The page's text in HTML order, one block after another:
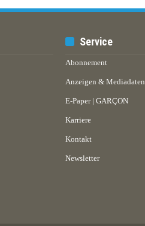
Service
Abonnement
Anzeigen & Mediadaten
E-Paper | GARÇON
Karriere
Kontakt
Newsletter